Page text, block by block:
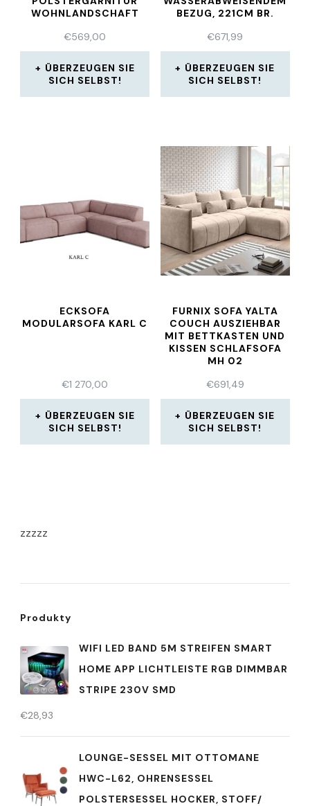
WOHNLANDSCHAFT
€569,00
ÜBERZEUGEN SIE
SICH SELBST!
BEZUG, 221CM BR.
€671,99
ÜBERZEUGEN SIE
SICH SELBST!
ECKSOFA
MODULARSOFA KARL C
€1 270,00
ÜBERZEUGEN SIE
SICH SELBST!
FURNIX SOFA YALTA
COUCH AUSZIEHBAR
MIT BETTKASTEN UND
KISSEN SCHLAFSOFA
MH 02
€691,49
ÜBERZEUGEN SIE
SICH SELBST!
zzzzz
Produkty
WIFI LED BAND 5M STREIFEN SMART
HOME APP LICHTLEISTE RGB DIMMBAR
STRIPE 230V SMD
€28,93
LOUNGE-SESSEL MIT OTTOMANE
HWC-L62, OHRENSESSEL
POLSTERSESSEL HOCKER, STOFF/